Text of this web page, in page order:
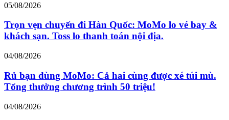
05/08/2026
Trọn vẹn chuyến đi Hàn Quốc: MoMo lo vé bay &
khách sạn. Toss lo thanh toán nội địa.
04/08/2026
Rủ bạn dùng MoMo: Cả hai cùng được xé túi mù.
Tổng thưởng chương trình 50 triệu!
04/08/2026